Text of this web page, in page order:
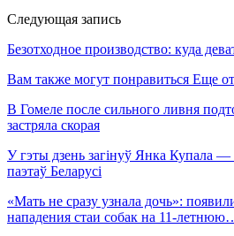
Следующая запись
Безотходное производство: куда
Вам также могут понравиться Еще
В Гомеле после сильного ливня
застряла скорая
У гэты дзень загінуў Янка Купала —
паэтаў Беларусі
«Мать не сразу узнала дочь»:
нападения стаи собак на 11-